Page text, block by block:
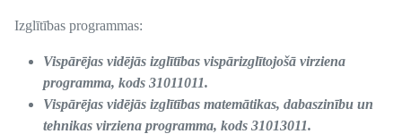
Izglītības programmas:
Vispārējas vidējās izglītības vispārizglītojošā virziena
programma, kods 31011011.
Vispārējas vidējās izglītības matemātikas, dabaszinību un
tehnikas virziena programma, kods 31013011.